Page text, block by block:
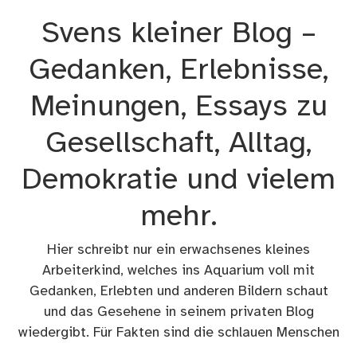
Svens kleiner Blog –
Gedanken, Erlebnisse,
Meinungen, Essays zu
Gesellschaft, Alltag,
Demokratie und vielem
mehr.
Hier schreibt nur ein erwachsenes kleines
Arbeiterkind, welches ins Aquarium voll mit
Gedanken, Erlebten und anderen Bildern schaut
und das Gesehene in seinem privaten Blog
wiedergibt. Für Fakten sind die schlauen Menschen